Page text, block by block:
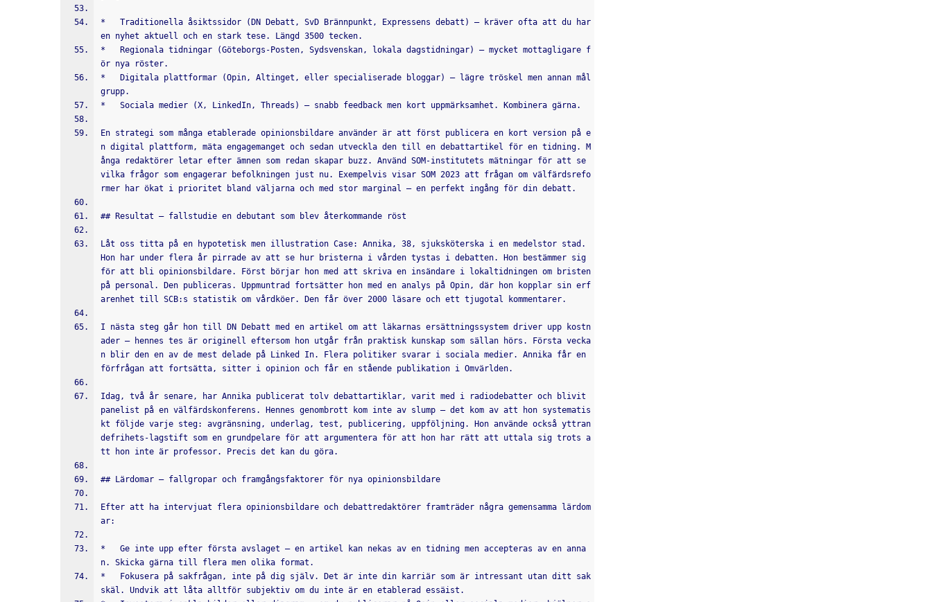
*   Traditionella åsiktssidor (DN Debatt, SvD Brännpunkt, Expressens debatt) – kräver ofta att du har
en nyhet aktuell och en stark tese. Längd 3500 tecken.
*   Regionala tidningar (Göteborgs-Posten, Sydsvenskan, lokala dagstidningar) – mycket mottagligare f
ör nya röster.
*   Digitala plattformar (Opin, Altinget, eller specialiserade bloggar) – lägre tröskel men annan mål
grupp.
*   Sociala medier (X, LinkedIn, Threads) – snabb feedback men kort uppmärksamhet. Kombinera gärna.
En strategi som många etablerade opinionsbildare använder är att först publicera en kort version på e
n digital plattform, mäta engagemanget och sedan utveckla den till en debattartikel för en tidning. M
ånga redaktörer letar efter ämnen som redan skapar buzz. Använd SOM-institutets mätningar för att se
vilka frågor som engagerar befolkningen just nu. Exempelvis visar SOM 2023 att frågan om välfärdsrefo
rmer har ökat i prioritet bland väljarna och med stor marginal – en perfekt ingång för din debatt.
## Resultat – fallstudie en debutant som blev återkommande röst
Låt oss titta på en hypotetisk men illustration Case: Annika, 38, sjuksköterska i en medelstor stad.
Hon har under flera år pirrade av att se hur bristerna i vården tystas i debatten. Hon bestämmer sig
för att bli opinionsbildare. Först börjar hon med att skriva en insändare i lokaltidningen om bristen
på personal. Den publiceras. Uppmuntrad fortsätter hon med en analys på Opin, där hon kopplar sin erf
arenhet till SCB:s statistik om vårdköer. Den får över 2000 läsare och ett tjugotal kommentarer.
I nästa steg går hon till DN Debatt med en artikel om att läkarnas ersättningssystem driver upp kostn
ader – hennes tes är originell eftersom hon utgår från praktisk kunskap som sällan hörs. Första vecka
n blir den en av de mest delade på Linked In. Flera politiker svarar i sociala medier. Annika får en
förfrågan att fortsätta, sitter i opinion och får en stående publikation i Omvärlden.
Idag, två år senare, har Annika publicerat tolv debattartiklar, varit med i radiodebatter och blivit
panelist på en välfärdskonferens. Hennes genombrott kom inte av slump – det kom av att hon systematis
kt följde varje steg: avgränsning, underlag, test, publicering, uppföljning. Hon använde också yttran
defrihets-lagstift som en grundpelare för att argumentera för att hon har rätt att uttala sig trots a
tt hon inte är professor. Precis det kan du göra.
## Lärdomar – fallgropar och framgångsfaktorer för nya opinionsbildare
Efter att ha intervjuat flera opinionsbildare och debattredaktörer framträder några gemensamma lärdom
ar:
*   Ge inte upp efter första avslaget – en artikel kan nekas av en tidning men accepteras av en anna
n. Skicka gärna till flera men olika format.
*   Fokusera på sakfrågan, inte på dig själv. Det är inte din karriär som är intressant utan ditt sak
skäl. Undvik att låta alltför subjektiv om du inte är en etablerad essäist.